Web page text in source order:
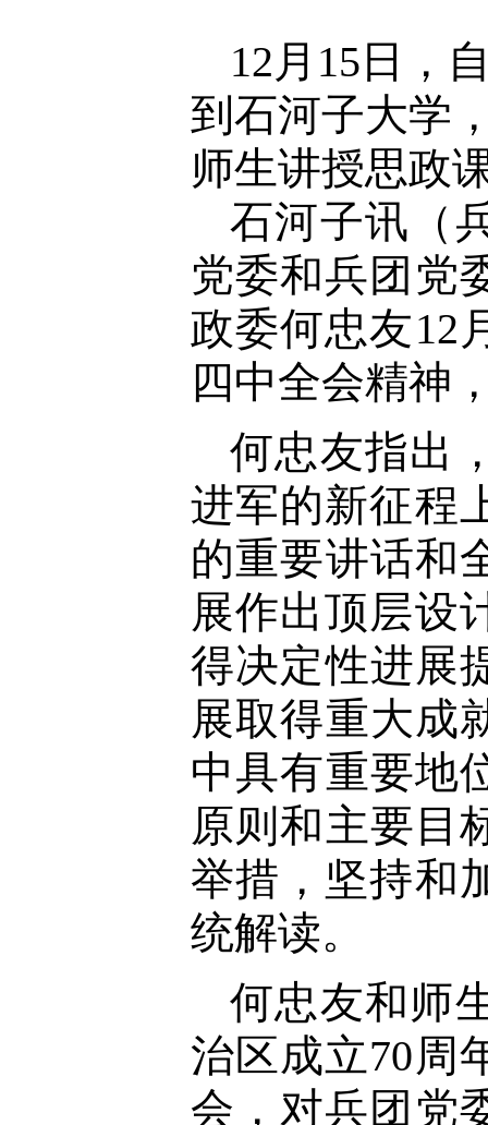
12月15日，
到石河子大学
师生讲授思政
石河子讯（
党委和兵团党
政委何忠友12
四中全会精神
何忠友指出
进军的新征程
的重要讲话和
展作出顶层设
得决定性进展
展取得重大成
中具有重要地
原则和主要目
举措，坚持和
统解读。
何忠友和师
治区成立70周
会，对兵团党